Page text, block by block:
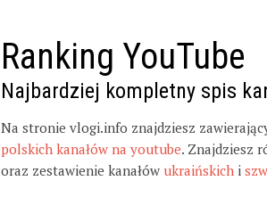
Ranking YouTube
Najbardziej kompletny spis
Na stronie vlogi.info znajdziesz
polskich kanałów na youtube. Znajdziesz
oraz zestawienie kanałów ukraińskich i